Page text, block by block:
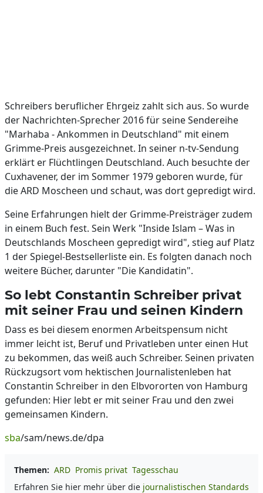
Schreibers beruflicher Ehrgeiz zahlt sich aus. So wurde
der Nachrichten-Sprecher 2016 für seine Sendereihe
"Marhaba - Ankommen in Deutschland" mit einem
Grimme-Preis ausgezeichnet. In seiner n-tv-Sendung
erklärt er Flüchtlingen Deutschland. Auch besuchte der
Cuxhavener, der im Sommer 1979 geboren wurde, für
die ARD Moscheen und schaut, was dort gepredigt wird.
Seine Erfahrungen hielt der Grimme-Preisträger zudem
in einem Buch fest. Sein Werk "Inside Islam – Was in
Deutschlands Moscheen gepredigt wird", stieg auf Platz
1 der Spiegel-Bestsellerliste ein. Es folgten danach noch
weitere Bücher, darunter "Die Kandidatin".
So lebt Constantin Schreiber privat
mit seiner Frau und seinen Kindern
Dass es bei diesem enormen Arbeitspensum nicht
immer leicht ist, Beruf und Privatleben unter einen Hut
zu bekommen, das weiß auch Schreiber. Seinen privaten
Rückzugsort vom hektischen Journalistenleben hat
Constantin Schreiber in den Elbvororten von Hamburg
gefunden: Hier lebt er mit seiner Frau und den zwei
gemeinsamen Kindern.
sba/sam/news.de/dpa
Themen: ARD Promis privat Tagesschau
Erfahren Sie hier mehr über die journalistischen Standards